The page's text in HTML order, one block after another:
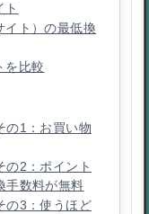
ト
イト）の最低換
を比較
の1：お買い物
の2：ポイント
手数料が無料
の3：使うほど